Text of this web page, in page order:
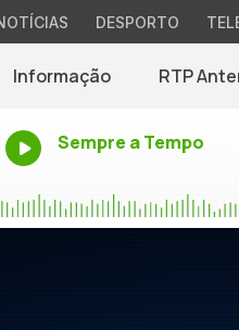
DESPORTO
Informação RTP
Sempre a Tempo